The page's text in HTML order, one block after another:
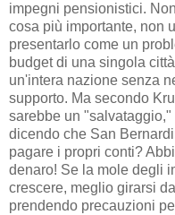
impegni pensionistici.
cosa più importante, non
presentarlo come un
budget di una singola
un'intera nazione senza
supporto. Ma secondo
sarebbe un
dicendo che San
pagare i propri conti?
denaro! Se la mole degli
crescere, meglio girarsi
prendendo precauzioni